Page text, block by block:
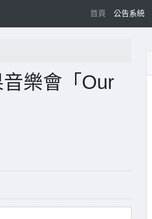
首頁(current)
公告系統
樂會「Our